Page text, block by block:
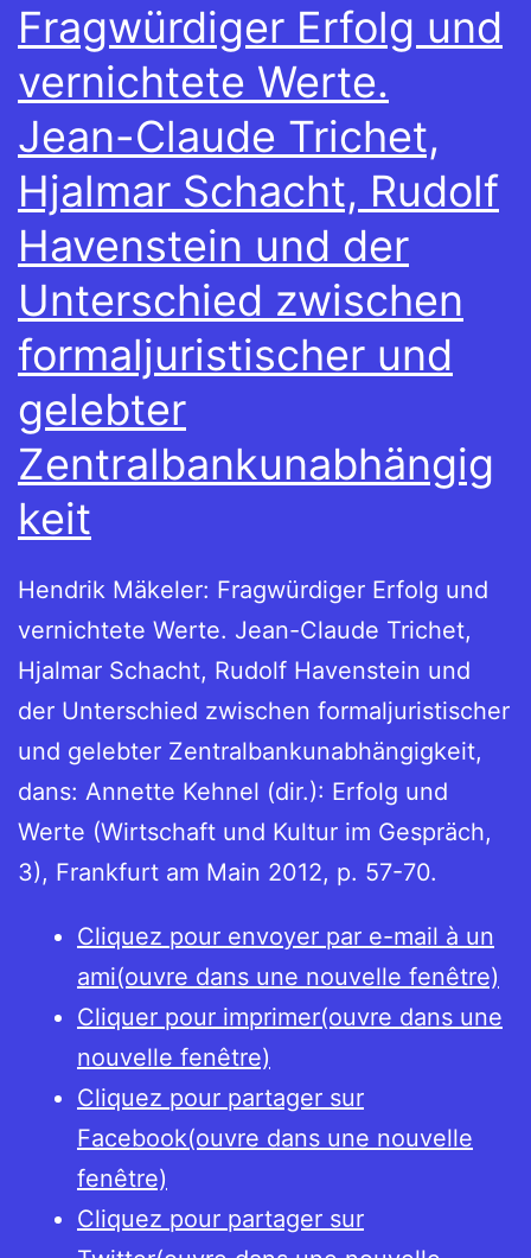
Fragwürdiger Erfolg und
vernichtete Werte.
Jean-Claude Trichet,
Hjalmar Schacht, Rudolf
Havenstein und der
Unterschied zwischen
formaljuristischer und
gelebter
Zentralbankunabhängig
keit
Hendrik Mäkeler: Fragwürdiger Erfolg und
vernichtete Werte. Jean-Claude Trichet,
Hjalmar Schacht, Rudolf Havenstein und
der Unterschied zwischen formaljuristischer
und gelebter Zentralbankunabhängigkeit,
dans: Annette Kehnel (dir.): Erfolg und
Werte (Wirtschaft und Kultur im Gespräch,
3), Frankfurt am Main 2012, p. 57-70.
Cliquez pour envoyer par e-mail à un
ami(ouvre dans une nouvelle fenêtre)
Cliquer pour imprimer(ouvre dans une
nouvelle fenêtre)
Cliquez pour partager sur
Facebook(ouvre dans une nouvelle
fenêtre)
Cliquez pour partager sur